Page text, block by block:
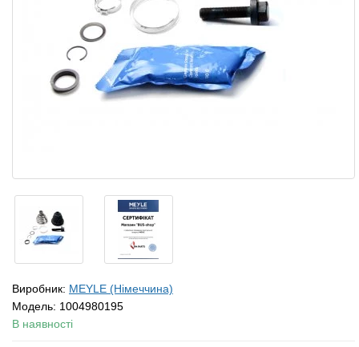
Виробник: MEYLE (Німеччина)
Модель: 1004980195
В наявності